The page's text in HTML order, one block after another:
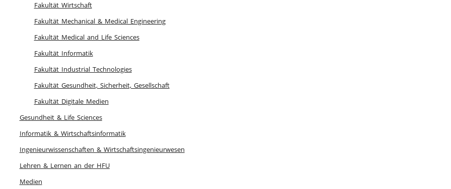
Fakultät Wirtschaft
Fakultät Mechanical & Medical Engineering
Fakultät Medical and Life Sciences
Fakultät Informatik
Fakultät Industrial Technologies
Fakultät Gesundheit, Sicherheit, Gesellschaft
Fakultät Digitale Medien
Gesundheit & Life Sciences
Informatik & Wirtschaftsinformatik
Ingenieurwissenschaften & Wirtschaftsingenieurwesen
Lehren & Lernen an der HFU
Medien